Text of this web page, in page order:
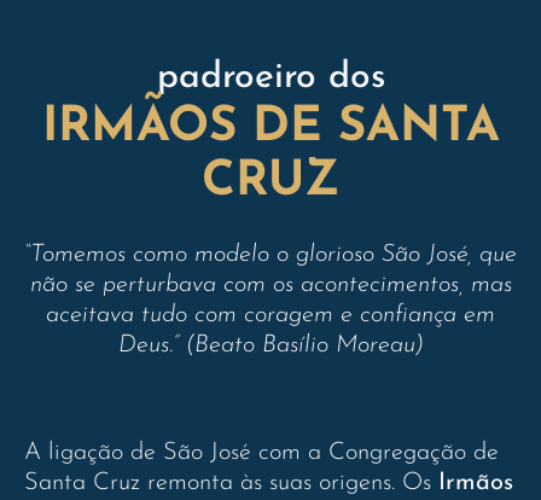
padroeiro dos
IRMÃOS DE SANTA
CRUZ
“Tomemos como modelo o glorioso São José, que
não se perturbava com os acontecimentos, mas
aceitava tudo com coragem e confiança em
Deus.” (Beato Basílio Moreau)
A ligação de São José com a Congregação de
Santa Cruz remonta às suas origens. Os Irmãos